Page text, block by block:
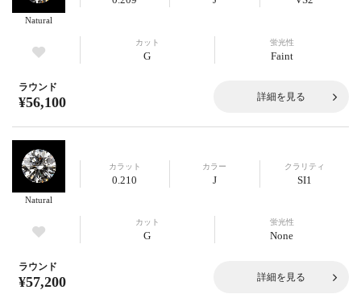
Natural
カット
G
蛍光性
Faint
ラウンド
¥56,100 詳細を見る
Natural
カラット
0.210
カラー
J
クラリティ
SI1
カット
G
蛍光性
None
ラウンド
¥57,200 詳細を見る